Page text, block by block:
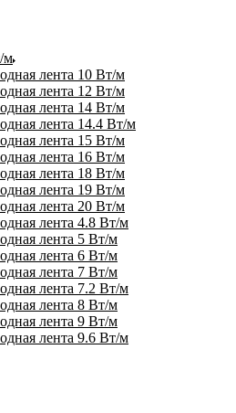
м
лента 10 Вт/м
лента 12 Вт/м
лента 14 Вт/м
лента 14.4 Вт/м
лента 15 Вт/м
лента 16 Вт/м
лента 18 Вт/м
лента 19 Вт/м
лента 20 Вт/м
лента 4.8 Вт/м
лента 5 Вт/м
лента 6 Вт/м
лента 7 Вт/м
лента 7.2 Вт/м
лента 8 Вт/м
лента 9 Вт/м
лента 9.6 Вт/м